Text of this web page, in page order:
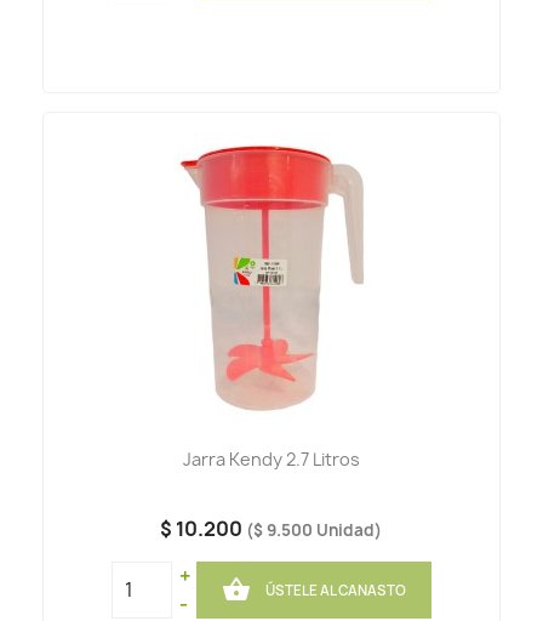
Jarra Kendy 2.7 Litros
$ 10.200 ($ 9.500 Unidad)
+
-
 ÚSTELE AL CANASTO